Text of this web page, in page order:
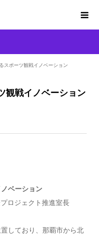
スポーツ観戦イノベーション
観戦イノベーション
ベーション
ロジェクト推進室長
しており、那覇市から北